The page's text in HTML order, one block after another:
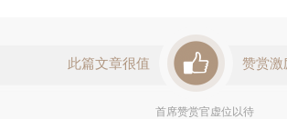
此篇文章很值 赞赏
首席赞赏官虚位以待